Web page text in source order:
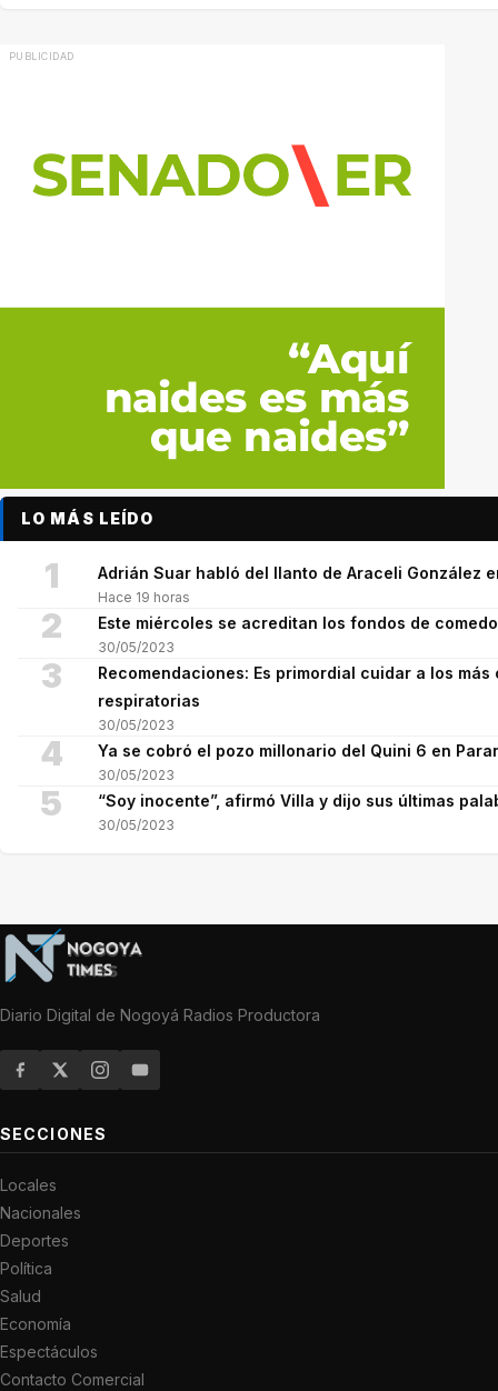
LO MÁS LEÍDO
1 Adrián Suar habló del llanto de Araceli González
Hace 19 horas
2 Este miércoles se acreditan los fondos de
30/05/2023
3
Recomendaciones: Es primordial cuidar a los
respiratorias
30/05/2023
4 Ya se cobró el pozo millonario del Quini 6 en
30/05/2023
5 “Soy inocente”, afirmó Villa y dijo sus últimas
30/05/2023
Diario Digital de Nogoyá Radios Productora
SECCIONES
Locales
Nacionales
Deportes
Política
Salud
Economía
Espectáculos
Contacto Comercial